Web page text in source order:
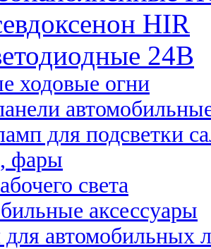
HIR
24B
ходовые огни
для подсветки
фары
света
аксессуары
автомобильных